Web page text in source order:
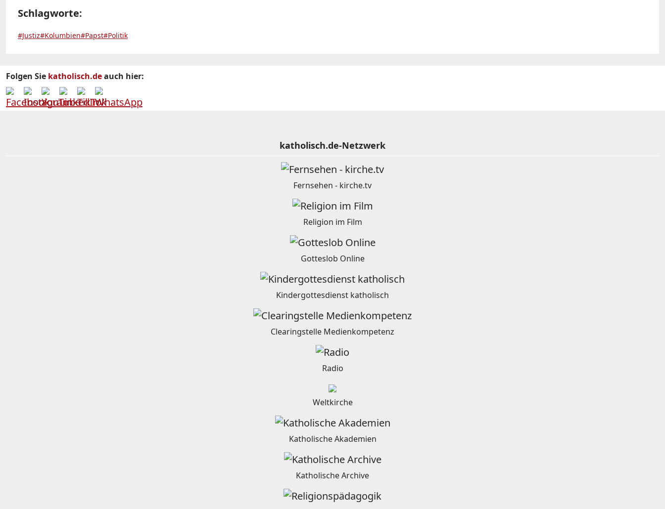
Schlagworte:
#Justiz#Kolumbien#Papst#Politik
Folgen Sie katholisch.deauch hier:
katholisch.de-Netzwerk
Fernsehen - kirche.tv
Religion im Film
Gotteslob Online
Kindergottesdienst katholisch
Clearingstelle Medienkompetenz
Radio
Weltkirche
Katholische Akademien
Katholische Archive